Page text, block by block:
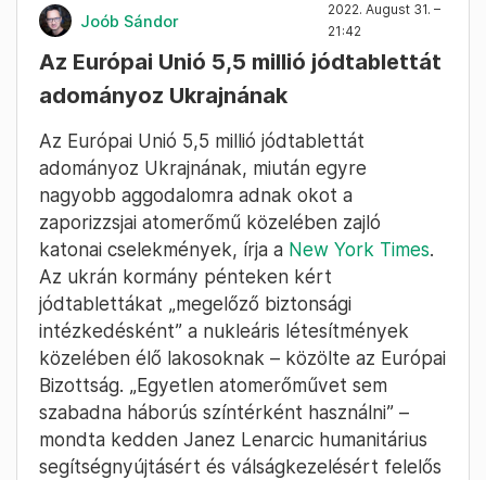
Joób Sándor
2022. August 31. –
21:42
Az Európai Unió 5,5 millió jódtablettát
adományoz Ukrajnának
Az Európai Unió 5,5 millió jódtablettát
adományoz Ukrajnának, miután egyre
nagyobb aggodalomra adnak okot a
zaporizzsjai atomerőmű közelében zajló
katonai cselekmények, írja a New York Times.
Az ukrán kormány pénteken kért
jódtablettákat „megelőző biztonsági
intézkedésként” a nukleáris létesítmények
közelében élő lakosoknak – közölte az Európai
Bizottság. „Egyetlen atomerőművet sem
szabadna háborús színtérként használni” –
mondta kedden Janez Lenarcic humanitárius
segítségnyújtásért és válságkezelésért felelős